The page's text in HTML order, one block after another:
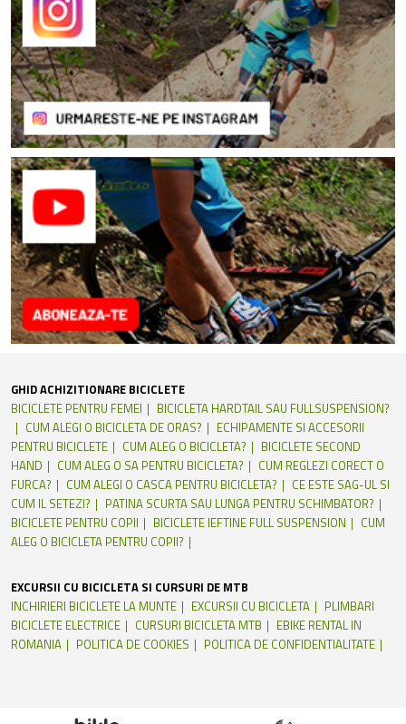
GHID ACHIZITIONARE BICICLETE
BICICLETE PENTRU FEMEI
BICICLETA HARDTAIL SAU FULLSUSPENSION?
CUM ALEGI O BICICLETA DE ORAS?
ECHIPAMENTE SI ACCESORII
PENTRU BICICLETE
CUM ALEG O BICICLETA?
BICICLETE SECOND
HAND
CUM ALEG O SA PENTRU BICICLETA?
CUM REGLEZI CORECT O
FURCA?
CUM ALEGI O CASCA PENTRU BICICLETA?
CE ESTE SAG-UL SI
CUM IL SETEZI?
PATINA SCURTA SAU LUNGA PENTRU SCHIMBATOR?
BICICLETE PENTRU COPII
BICICLETE IEFTINE FULL SUSPENSION
CUM
ALEG O BICICLETA PENTRU COPII?
EXCURSII CU BICICLETA SI CURSURI DE MTB
INCHIRIERI BICICLETE LA MUNTE
EXCURSII CU BICICLETA
PLIMBARI
BICICLETE ELECTRICE
CURSURI BICICLETA MTB
EBIKE RENTAL IN
ROMANIA
POLITICA DE COOKIES POLITICA DE CONFIDENTIALITATE